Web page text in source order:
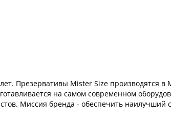
Презервативы Mister Size производятся в
на самом современном
Миссия бренда - обеспечить наилучший